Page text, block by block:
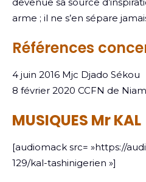
devenue sa source
arme ; il ne s’en sépare
Références
4 juin 2016 Mjc Djado Sékou
8 février 2020 CCFN de
MUSIQUES Mr KAL
[audiomack src= »https://
129/kal-tashinigerien »]